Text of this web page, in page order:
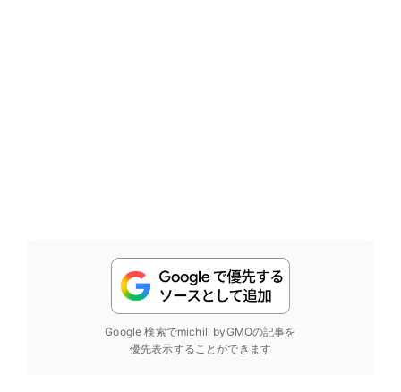
Google 検索でmichill byGMOの記事を
優先表示することができます